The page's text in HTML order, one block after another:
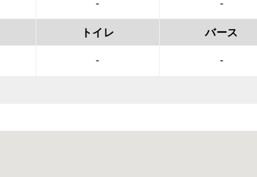
- -
トイレ
-
バース
-